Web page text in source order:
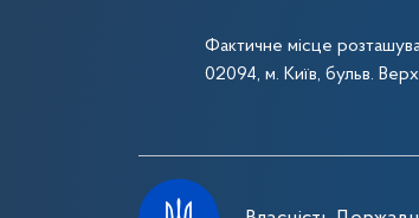
Фактичне місце
02094, м. Київ, бульв.